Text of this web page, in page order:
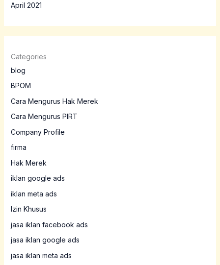
April 2021
Categories
blog
BPOM
Cara Mengurus Hak Merek
Cara Mengurus PIRT
Company Profile
firma
Hak Merek
iklan google ads
iklan meta ads
Izin Khusus
jasa iklan facebook ads
jasa iklan google ads
jasa iklan meta ads